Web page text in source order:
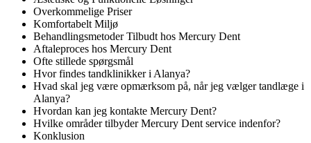
Overkommelige Priser
Komfortabelt Miljø
Behandlingsmetoder Tilbudt hos Mercury Dent
Aftaleproces hos Mercury Dent
Ofte stillede spørgsmål
Hvor findes tandklinikker i Alanya?
Hvad skal jeg være opmærksom på, når jeg vælger tandlæge i
Alanya?
Hvordan kan jeg kontakte Mercury Dent?
Hvilke områder tilbyder Mercury Dent service indenfor?
Konklusion